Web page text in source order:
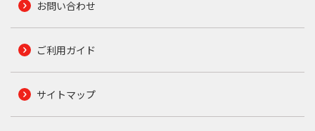
お問い合わせ
ご利用ガイド
サイトマップ